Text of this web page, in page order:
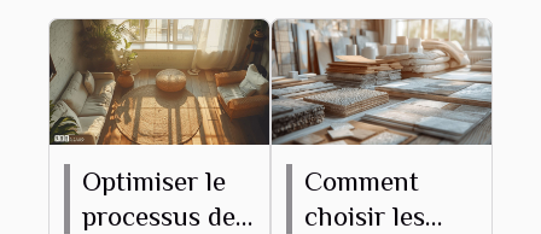
Optimiser le
processus de
Comment
choisir les